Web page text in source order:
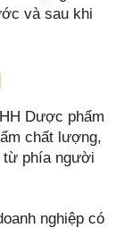
và sau khi
Dược phẩm
chất lượng,
từ phía người
nghiệp có